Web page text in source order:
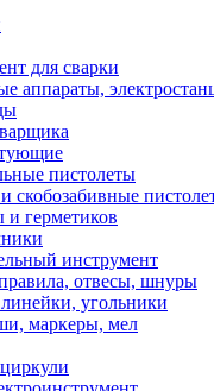
для сварки
аппараты,
пистолеты
скобозабивные
и герметиков
инструмент
отвесы, шнуры
угольники
маркеры, мел